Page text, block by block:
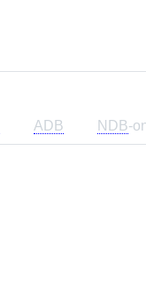
ADB NDB-